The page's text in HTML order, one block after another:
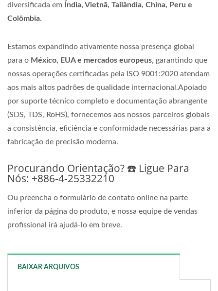
diversificada em
Índia, Vietnã, Tailândia, China, Peru e
Colômbia.
Estamos expandindo ativamente nossa presença global
para o México, EUA e mercados europeus, garantindo que
nossas operações certificadas pela ISO 9001:2020 atendam
aos mais altos padrões de qualidade internacional.Apoiado
por suporte técnico completo e documentação abrangente
(SDS, TDS, RoHS), fornecemos aos nossos parceiros globais
a consistência, eficiência e conformidade necessárias para a
fabricação de precisão moderna.
Procurando Orientação? ☎️ Ligue Para
Nós: +886-4-25332210
Ou preencha o formulário de contato online na parte
inferior da página do produto, e nossa equipe de vendas
profissional irá ajudá-lo em breve.
BAIXAR ARQUIVOS